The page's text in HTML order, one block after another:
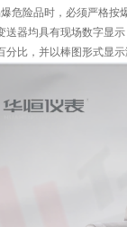
危险品时，必须严格按
器均具有现场数字显示
分比，并以棒图形式显